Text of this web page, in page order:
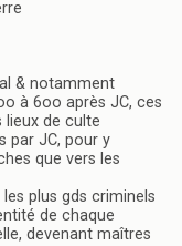
& notamment
à 6oo après JC, ces
lieux de culte
par JC, pour y
que vers les
plus gds criminels
de chaque
devenant maîtres